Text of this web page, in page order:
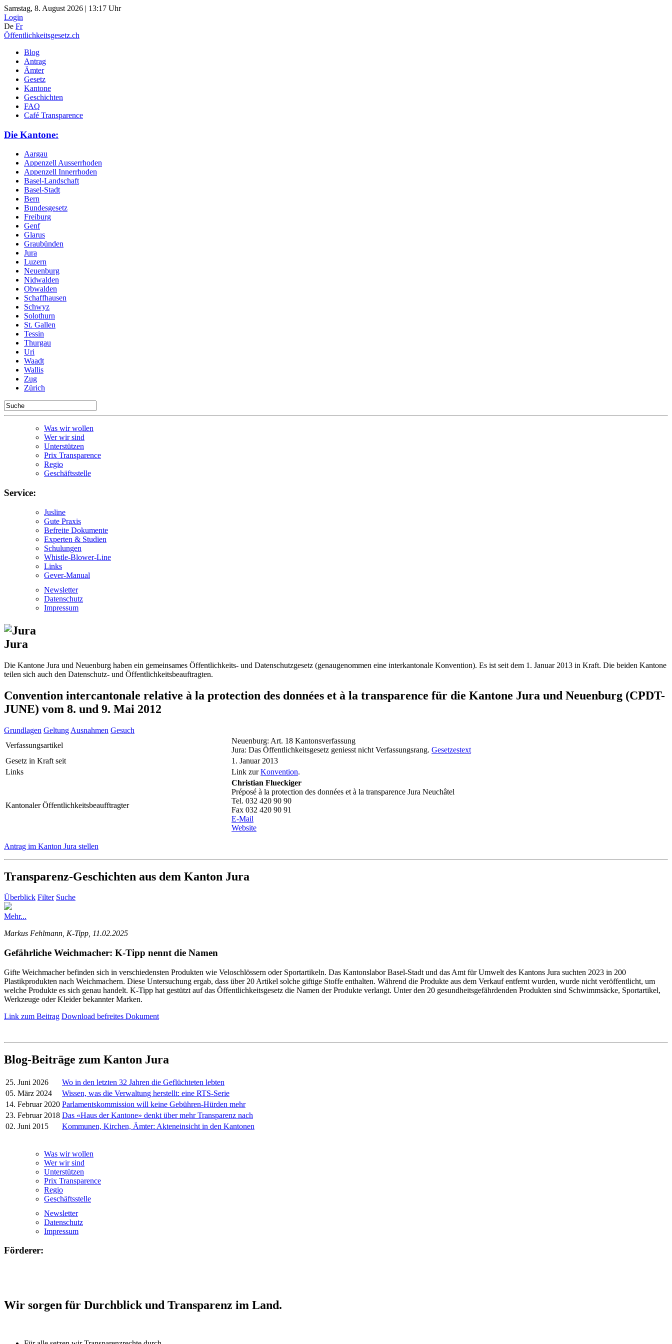
Samstag, 8. August 2026 | 13:17 Uhr
Login
De Fr
Öffentlichkeitsgesetz.ch
Blog
Antrag
Ämter
Gesetz
Kantone
Geschichten
FAQ
Café Transparence
Die Kantone:
Aargau
Appenzell Ausserrhoden
Appenzell Innerrhoden
Basel-Landschaft
Basel-Stadt
Bern
Bundesgesetz
Freiburg
Genf
Glarus
Graubünden
Jura
Luzern
Neuenburg
Nidwalden
Obwalden
Schaffhausen
Schwyz
Solothurn
St. Gallen
Tessin
Thurgau
Uri
Waadt
Wallis
Zug
Zürich
Was wir wollen
Wer wir sind
Unterstützen
Prix Transparence
Regio
Geschäftsstelle
Service:
Jusline
Gute Praxis
Befreite Dokumente
Experten & Studien
Schulungen
Whistle-Blower-Line
Links
Gever-Manual
Newsletter
Datenschutz
Impressum
Jura
Die Kantone Jura und Neuenburg haben ein gemeinsames Öffentlichkeits- und Datenschutzgesetz (genaugenommen eine interkantonale Konvention). Es ist seit dem 1. Januar 2013 in Kraft. Die beiden Kantone
teilen sich auch den Datenschutz- und Öffentlichkeitsbeauftragten.
Convention intercantonale relative à la protection des données et à la transparence für die Kantone Jura und Neuenburg (CPDT-
JUNE) vom 8. und 9. Mai 2012
Grundlagen Geltung Ausnahmen Gesuch
Verfassungsartikel
Neuenburg: Art. 18 Kantonsverfassung
Jura: Das Öffentlichkeitsgesetz geniesst nicht Verfassungsrang. Gesetzestext
Gesetz in Kraft seit
1. Januar 2013
Links
Link zurKonvention.
Kantonaler Öffentlichkeitsbeaufftragter
Christian Flueckiger
Préposé à la protection des données et à la transparence Jura Neuchâtel
Tel. 032 420 90 90
Fax 032 420 90 91
E-Mail
Website
Antrag im Kanton Jura stellen
Transparenz-Geschichten aus dem Kanton Jura
Überblick Filter Suche
Mehr...
Markus Fehlmann, K-Tipp, 11.02.2025
Gefährliche Weichmacher: K-Tipp nennt die Namen
Gifte Weichmacher befinden sich in verschiedensten Produkten wie Veloschlössern oder Sportartikeln. Das Kantonslabor Basel-Stadt und das Amt für Umwelt des Kantons Jura suchten 2023 in 200
Plastikprodukten nach Weichmachern. Diese Untersuchung ergab, dass über 20 Artikel solche giftige Stoffe enthalten. Während die Produkte aus dem Verkauf entfernt wurden, wurde nicht veröffentlicht, um
welche Produkte es sich genau handelt. K-Tipp hat gestützt auf das Öffentlichkeitsgesetz die Namen der Produkte verlangt. ­Unter den 20 gesundheits­ge­fähr­denden Produkten sind Schwimmsäcke, Sport­arti­kel,
Werkzeuge oder Kleider bekannter Marken.
Link zum Beitrag Download befreites Dokument
Blog-Beiträge zum Kanton Jura
25. Juni 2026
Wo in den letzten 32 Jahren die Geflüchteten lebten
05. März 2024
Wissen, was die Verwaltung herstellt: eine RTS-Serie
14. Februar 2020 Parlamentskommission will keine Gebühren-Hürden mehr
23. Februar 2018 Das «Haus der Kantone» denkt über mehr Transparenz nach
02. Juni 2015
Kommunen, Kirchen, Ämter: Akteneinsicht in den Kantonen
Was wir wollen
Wer wir sind
Unterstützen
Prix Transparence
Regio
Geschäftsstelle
Newsletter
Datenschutz
Impressum
Förderer:
Wir sorgen für Durchblick und Transparenz im Land.